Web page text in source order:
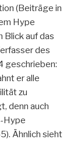
(Beiträge in
Hype
Blick auf das
des
geschrieben:
er alle
zu
denn auch
Hype
Ähnlich sieht